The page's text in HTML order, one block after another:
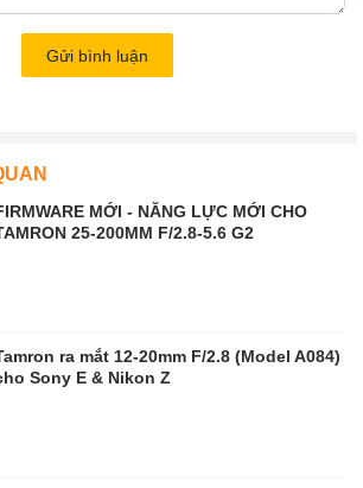
Gửi bình luận
MỚI - NĂNG LỰC MỚI CHO
25-200MM F/2.8-5.6 G2
ra mắt 12-20mm F/2.8 (Model A084)
Sony E & Nikon Z